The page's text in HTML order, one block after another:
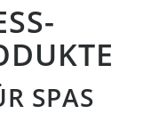
SPAS